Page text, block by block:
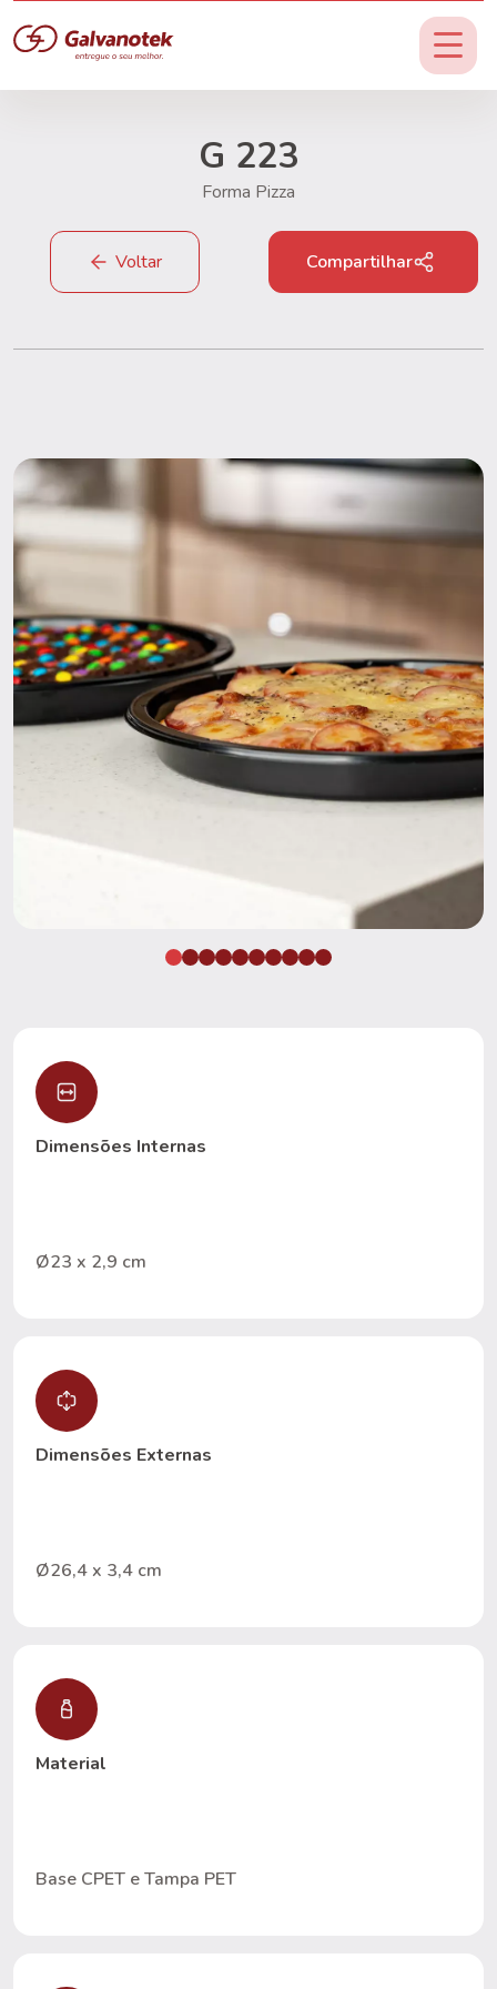
Voltar
G 223
Forma Pizza
Compartilhar
Dimensões Internas
Ø23 x 2,9 cm
Dimensões Externas
Ø26,4 x 3,4 cm
Material
Base CPET e Tampa PET